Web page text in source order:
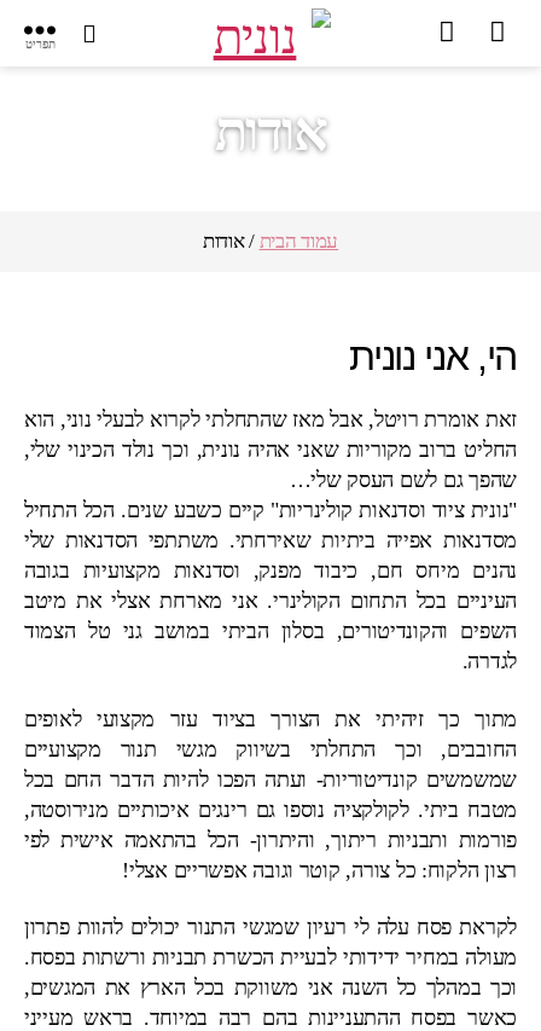
תפריט
אודות
עמוד הבית / אודות
הי, אני נונית
זאת אומרת רויטל, אבל מאז שהתחלתי לקרוא לבעלי נוני, הוא
החליט ברוב מקוריות שאני אהיה נונית, וכך נולד הכינוי שלי,
שהפך גם לשם העסק שלי…
"נונית ציוד וסדנאות קולינריות" קיים כשבע שנים. הכל התחיל
מסדנאות אפייה ביתיות שאירחתי. משתתפי הסדנאות שלי
נהנים מיחס חם, כיבוד מפנק, וסדנאות מקצועיות בגובה
העיניים בכל התחום הקולינרי. אני מארחת אצלי את מיטב
השפים והקונדיטורים, בסלון הביתי במושב גני טל הצמוד
לגדרה.
מתוך כך זיהיתי את הצורך בציוד עזר מקצועי לאופים
החובבים, וכך התחלתי בשיווק מגשי תנור מקצועיים
שמשמשים קונדיטוריות- ועתה הפכו להיות הדבר החם בכל
מטבח ביתי. לקולקציה נוספו גם רינגים איכותיים מנירוסטה,
פורמות ותבניות ריתוך, והיתרון- הכל בהתאמה אישית לפי
רצון הלקוח: כל צורה, קוטר וגובה אפשריים אצלי!
לקראת פסח עלה לי רעיון שמגשי התנור יכולים להוות פתרון
מעולה במחיר ידידותי לבעיית הכשרת תבניות ורשתות בפסח.
וכך במהלך כל השנה אני משווקת בכל הארץ את המגשים,
כאשר בפסח ההתעניינות בהם רבה במיוחד. בראש מעייני